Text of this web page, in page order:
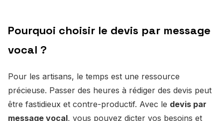
Pourquoi choisir le devis par message
vocal ?
Pour les artisans, le temps est une ressource
précieuse. Passer des heures à rédiger des devis peut
être fastidieux et contre-productif. Avec le devis par
message vocal, vous pouvez dicter vos besoins et